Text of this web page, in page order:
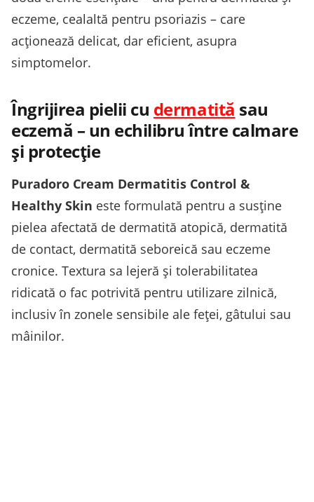
eczeme, cealaltă pentru psoriazis – care
acționează delicat, dar eficient, asupra
simptomelor.
Îngrijirea pielii cu dermatită sau
eczemă – un echilibru între calmare
și protecție
Puradoro Cream Dermatitis Control &
Healthy Skin este formulată pentru a susține
pielea afectată de dermatită atopică, dermatită
de contact, dermatită seboreică sau eczeme
cronice. Textura sa lejeră și tolerabilitatea
ridicată o fac potrivită pentru utilizare zilnică,
inclusiv în zonele sensibile ale feței, gâtului sau
mâinilor.